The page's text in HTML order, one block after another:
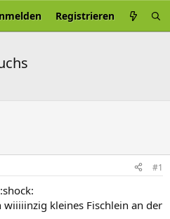
Registrieren
#1
kleines Fischlein an der